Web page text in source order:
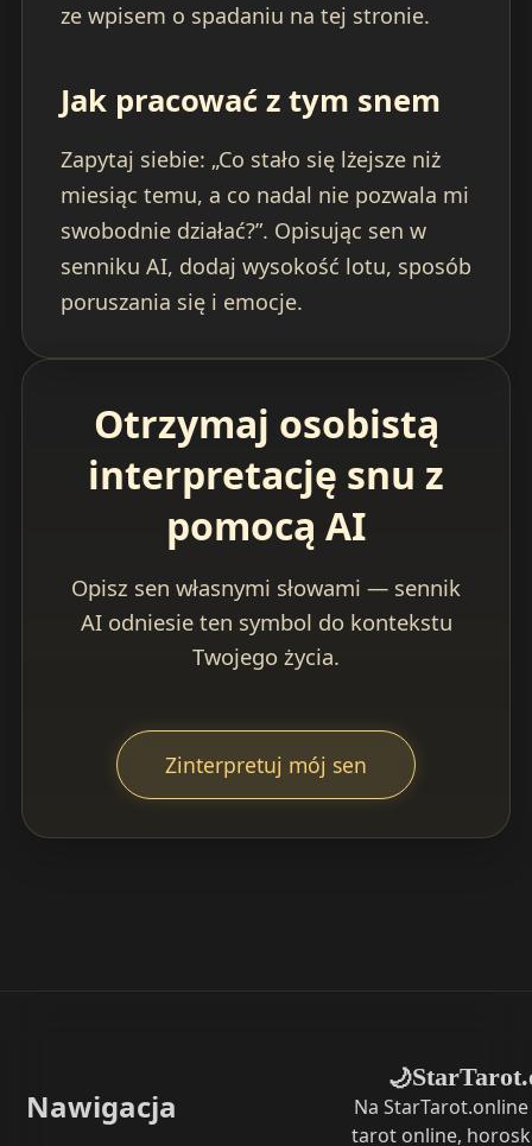
ze wpisem o spadaniu na tej stronie.
Jak pracować z tym snem
Zapytaj siebie: „Co stało się lżejsze niż
miesiąc temu, a co nadal nie pozwala mi
swobodnie działać?”. Opisując sen w
senniku AI, dodaj wysokość lotu, sposób
poruszania się i emocje.
Otrzymaj osobistą
interpretację snu z
pomocą AI
Opisz sen własnymi słowami — sennik
AI odniesie ten symbol do kontekstu
Twojego życia.
Zinterpretuj mój sen
Nawigacja
🌙
Na
tarot online,